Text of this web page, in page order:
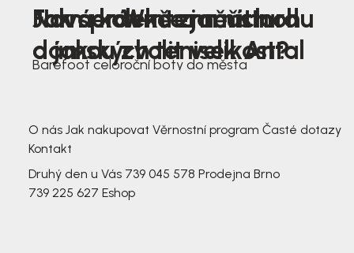
Nová kolekce jarních
dámských tenisek Antal
Jak správně změřit nohu
a jakou zvolit velikost?
Farmer Winter mustard
Barefoot celoroční boty do města
O nás Jak nakupovat Věrnostní program Časté dotazy
Kontakt
Druhý den u Vás 739 045 578 Prodejna Brno
739 225 627 Eshop